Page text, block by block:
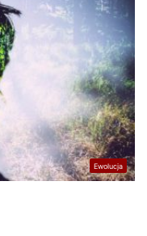
Ewolucja